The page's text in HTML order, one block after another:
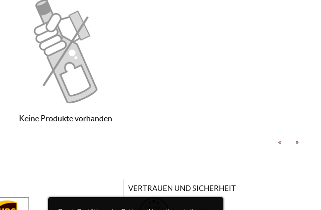
Keine Produkte vorhanden
« »
VERTRAUEN UND SICHERHEIT